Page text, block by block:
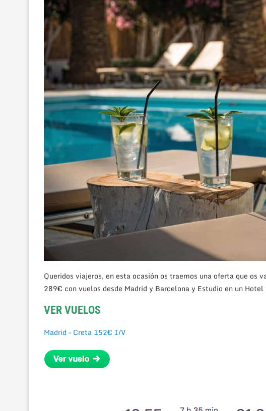
Queridos viajeros, en esta ocasión os traemos una oferta que os
289€ con vuelos desde Madrid y Barcelona y Estudio en un
VER VUELOS
Madrid – Creta 152€ I/V